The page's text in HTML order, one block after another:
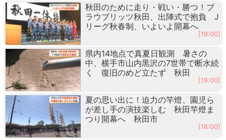
秋田のために走り・戦い・勝つ！ブ
ラウブリッツ秋田、出陣式で抱負 J
リーグ秋春制、いよいよ開幕へ
[19:00]
県内14地点で真夏日観測 暑さの
中、横手市山内黒沢の7世帯で断水続
く 復旧のめど立たず 秋田
[19:00]
夏の思い出に！迫力の竿燈、園児ら
が差し手の演技楽しむ 秋田竿燈ま
つり開幕へ 秋田市
[18:00]